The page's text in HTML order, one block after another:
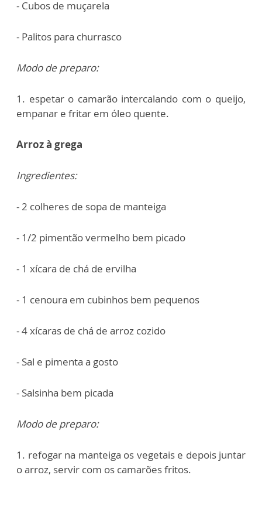
- Cubos de muçarela
- Palitos para churrasco
Modo de preparo:
1. espetar o camarão intercalando com o queijo,
empanar e fritar em óleo quente.
Arroz à grega
Ingredientes:
- 2 colheres de sopa de manteiga
- 1/2 pimentão vermelho bem picado
- 1 xícara de chá de ervilha
- 1 cenoura em cubinhos bem pequenos
- 4 xícaras de chá de arroz cozido
- Sal e pimenta a gosto
- Salsinha bem picada
Modo de preparo:
1. refogar na manteiga os vegetais e depois juntar
o arroz, servir com os camarões fritos.